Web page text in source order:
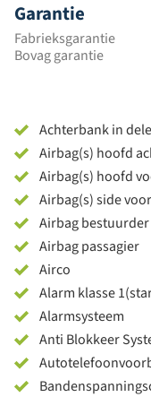
Garantie
Fabrieksgarantie
Bovag garantie
Achterbank in
Airbag(s) hoofd
Airbag(s) hoofd
Airbag(s) side voor
Airbag bestuurder
Airbag passagier
Airco
Alarm klasse
Alarmsysteem
Anti Blokkeer